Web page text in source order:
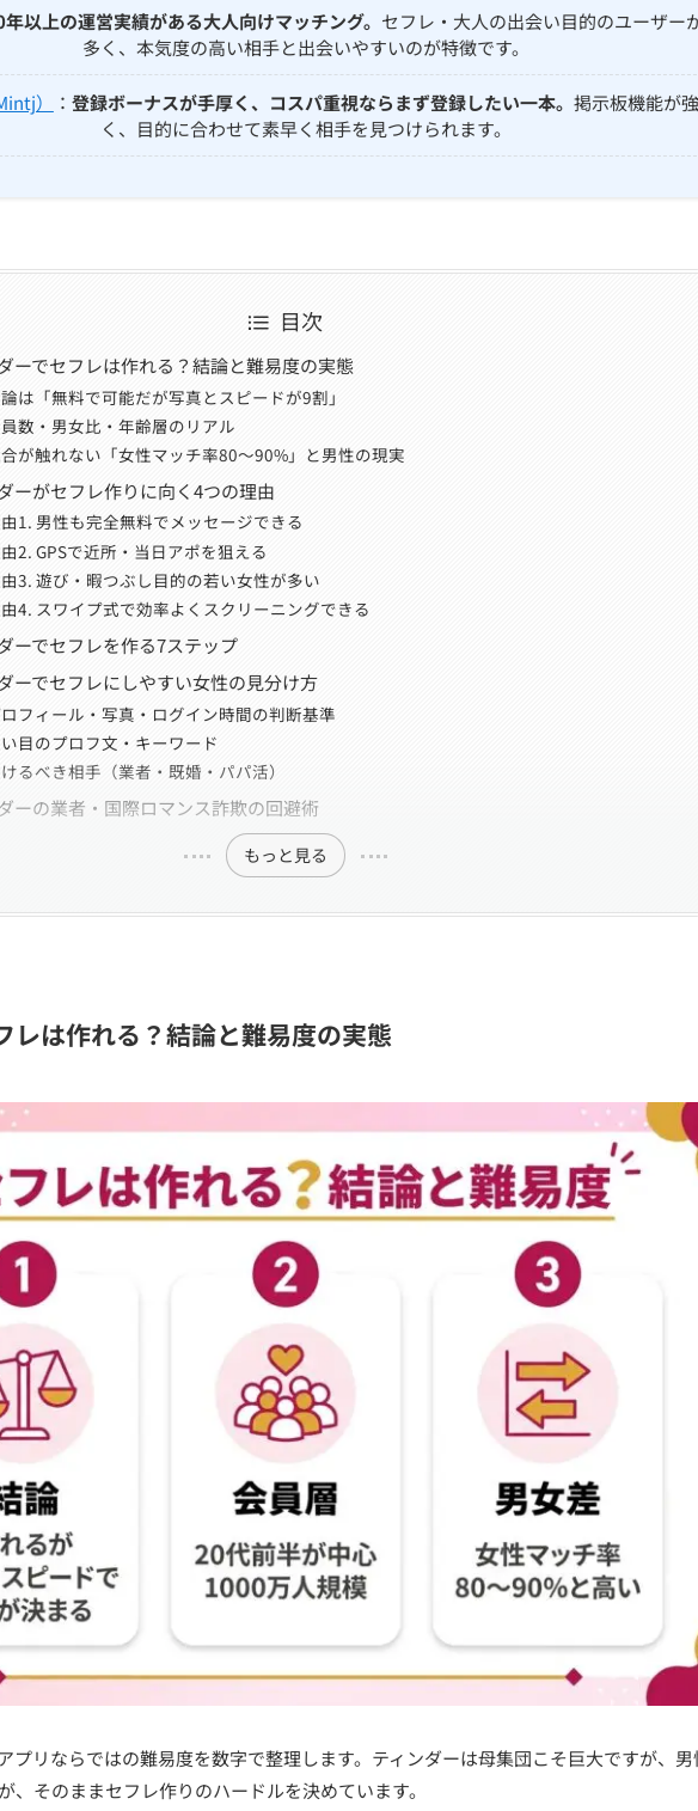
以上の運営実績がある大人向けマッチング。 セフレ・大人の出会い目的のユーザー
多く、本気度の高い相手と出会いやすいのが特徴です。
） ： 登録ボーナスが手厚く、コスパ重視ならまず登録したい一本。 掲示板機能が強
く、目的に合わせて素早く相手を見つけられます。
目次
ーでセフレは作れる？結論と難易度の実態
は「無料で可能だが写真とスピードが9割」
数・男女比・年齢層のリアル
が触れない「女性マッチ率80〜90%」と男性の現実
ーがセフレ作りに向く4つの理由
1. 男性も完全無料でメッセージできる
2. GPSで近所・当日アポを狙える
3. 遊び・暇つぶし目的の若い女性が多い
4. スワイプ式で効率よくスクリーニングできる
ーでセフレを作る7ステップ
ーでセフレにしやすい女性の見分け方
フィール・写真・ログイン時間の判断基準
目のプロフ文・キーワード
るべき相手（業者・既婚・パパ活）
ーの業者・国際ロマンス詐欺の回避術
もっと見る
レは作れる？結論と難易度の実態
プリならではの難易度を数字で整理します。ティンダーは母集団こそ巨大ですが、男
、そのままセフレ作りのハードルを決めています。